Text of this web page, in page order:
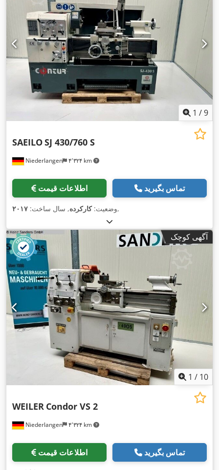
1 /9
Niederlangen ۴٬۳۲۴ km
SAEILOSJ 430/760 S
اطلاعات قیمت تماس بگیرید
وضعیت:کارکرده, سال ساخت: ۲۰۱۷ ,
آگهی کوچک
1 / 10
Niederlangen ۴٬۳۲۴ km
WEILER Condor VS 2
اطلاعات قیمت تماس بگیرید